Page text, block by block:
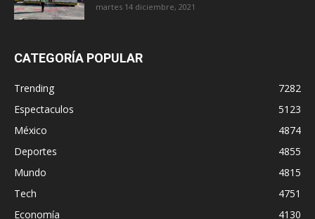
martes 14 diciembre, 2021
CATEGORÍA POPULAR
Trending
7282
Espectaculos
5123
México
4874
Deportes
4855
Mundo
4815
Tech
4751
Economía
4130